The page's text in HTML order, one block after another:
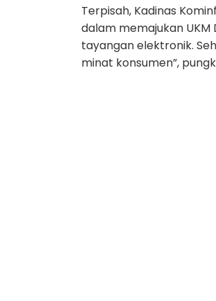
Terpisah, Kadinas
dalam memajukan
tayangan elektronik.
minat konsumen”,